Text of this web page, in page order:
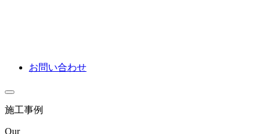
お問い合わせ
施工事例
Our